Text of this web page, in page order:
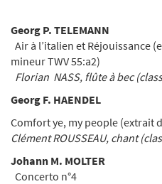
Georg P. TELEMANN
Air à l’italien et Réjouissance
mineur TWV 55:a2)
Florian NASS, flûte à bec
Georg F. HAENDEL
Comfort ye, my people (extrait
Clément ROUSSEAU, chant
Johann M. MOLTER
Concerto n°4